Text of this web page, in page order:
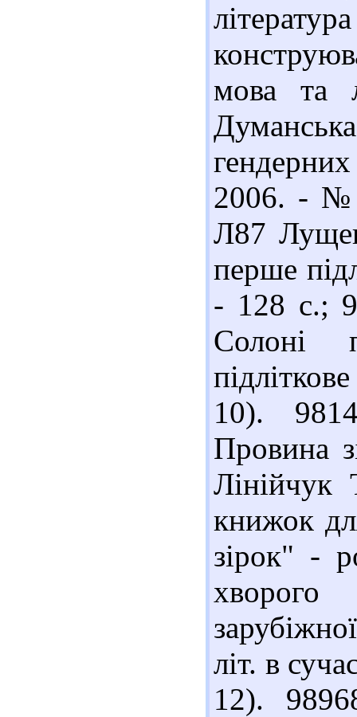
мова
2006. - №
Л87
перше
- 128 с.;
Солоні
10).
Провина
книжок
зірок" -
літ. в
12).